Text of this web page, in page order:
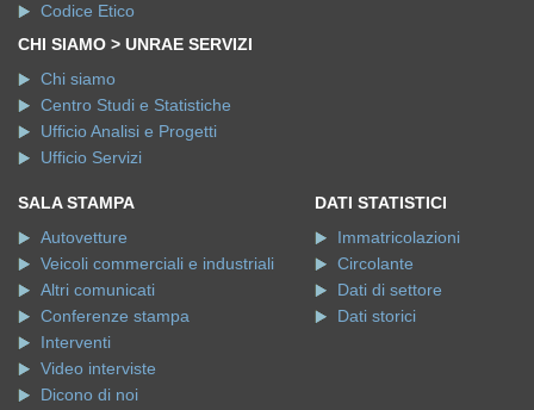
Codice Etico
CHI SIAMO > UNRAE SERVIZI
Chi siamo
Centro Studi e Statistiche
Ufficio Analisi e Progetti
Ufficio Servizi
SALA STAMPA
Autovetture
Veicoli commerciali e industriali
Altri comunicati
Conferenze stampa
Interventi
Video interviste
Dicono di noi
DATI STATISTICI
Immatricolazioni
Circolante
Dati di settore
Dati storici